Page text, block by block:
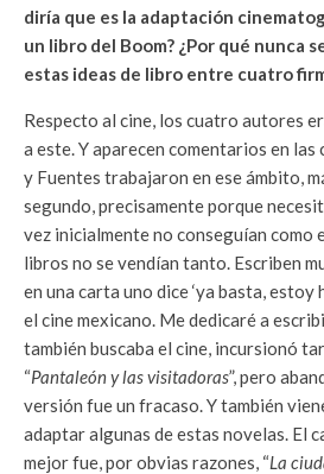
diría que es la adaptación
un libro del Boom? ¿Por qué nunca
estas ideas de libro entre cuatro
Respecto al cine, los cuatro autores
a este. Y aparecen comentarios en
y Fuentes trabajaron en ese ámbito,
segundo, precisamente porque
vez inicialmente no conseguían como
libros no se vendían tanto. Escriben
en una carta uno dice ‘ya basta,
el cine mexicano. Me dedicaré a
también buscaba el cine, incursionó
“Pantaleón y las visitadoras”, pero
versión fue un fracaso. Y también
adaptar algunas de estas novelas. El
mejor fue, por obvias razones, “La